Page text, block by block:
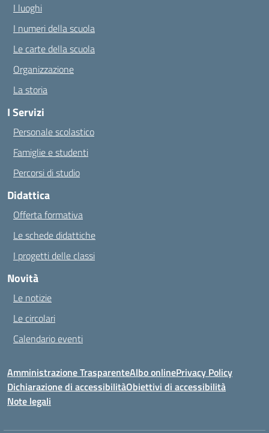
I luoghi
I numeri della scuola
Le carte della scuola
Organizzazione
La storia
I Servizi
Personale scolastico
Famiglie e studenti
Percorsi di studio
Didattica
Offerta formativa
Le schede didattiche
I progetti delle classi
Novità
Le notizie
Le circolari
Calendario eventi
Amministrazione TrasparenteAlbo onlinePrivacy Policy
Dichiarazione di accessibilitàObiettivi di accessibilità
Note legali